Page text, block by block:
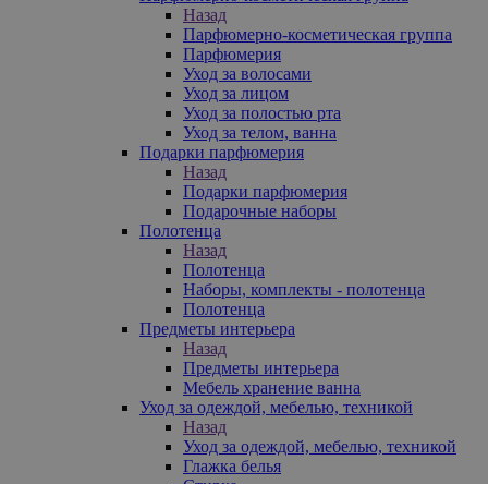
Назад
Парфюмерно-косметическая группа
Парфюмерия
Уход за волосами
Уход за лицом
Уход за полостью рта
Уход за телом, ванна
Подарки парфюмерия
Назад
Подарки парфюмерия
Подарочные наборы
Полотенца
Назад
Полотенца
Наборы, комплекты - полотенца
Полотенца
Предметы интерьера
Назад
Предметы интерьера
Мебель хранение ванна
Уход за одеждой, мебелью, техникой
Назад
Уход за одеждой, мебелью, техникой
Глажка белья